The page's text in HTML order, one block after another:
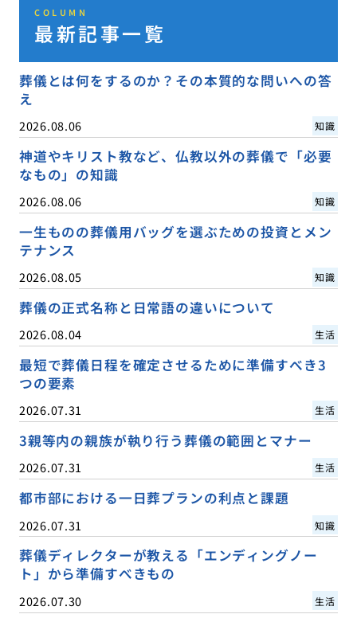
COLUMN
最新記事一覧
葬儀とは何をするのか？その本質的な問いへの答
え
2026.08.06 知識
神道やキリスト教など、仏教以外の葬儀で「必要
なもの」の知識
2026.08.06 知識
一生ものの葬儀用バッグを選ぶための投資とメン
テナンス
2026.08.05 知識
葬儀の正式名称と日常語の違いについて
2026.08.04 生活
最短で葬儀日程を確定させるために準備すべき3
つの要素
2026.07.31 生活
3親等内の親族が執り行う葬儀の範囲とマナー
2026.07.31 生活
都市部における一日葬プランの利点と課題
2026.07.31 知識
葬儀ディレクターが教える「エンディングノー
ト」から準備すべきもの
2026.07.30 生活